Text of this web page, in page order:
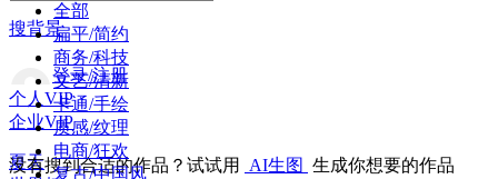
搜背景
登录/注册
个人VIP
企业VIP
夏天
全部
扁平/简约
商务/科技
文艺/清新
卡通/手绘
质感/纹理
电商/狂欢
复古/中国风
没有搜到合适的作品？试试用 AI生图 生成你想要的作品